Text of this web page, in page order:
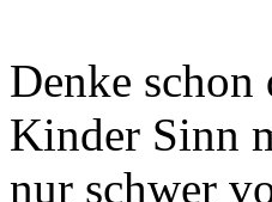
Denke
Kinder Sinn
nur schwer